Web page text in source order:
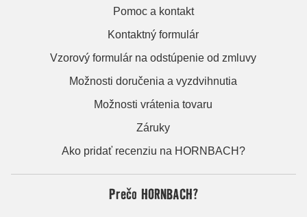
Pomoc a kontakt
Kontaktný formulár
Vzorový formulár na odstúpenie od zmluvy
Možnosti doručenia a vyzdvihnutia
Možnosti vrátenia tovaru
Záruky
Ako pridať recenziu na HORNBACH?
Prečo HORNBACH?